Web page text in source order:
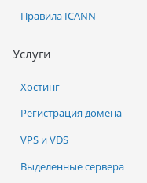
Услуги
Хостинг
Регистрация домена
VPS и VDS
Выделенные сервера
Правила ICANN